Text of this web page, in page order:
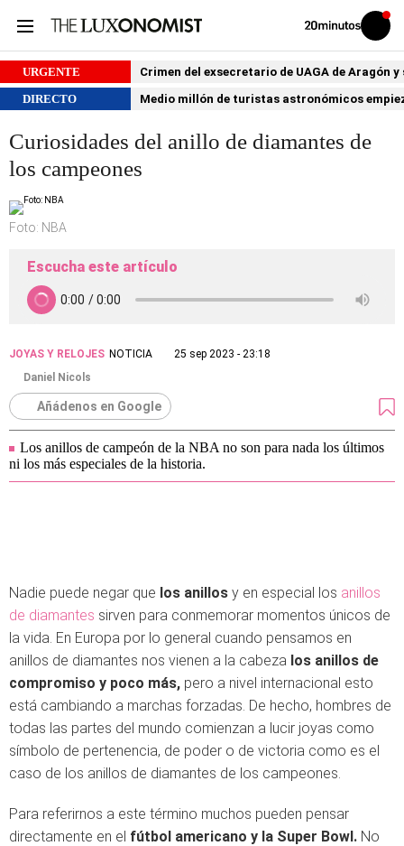
Volver
Iniciar
sesión
URGENTE
Crimen del exsecretario de UAGA de Aragón
DIRECTO
Medio millón de turistas astronómicos
Curiosidades del anillo de diamantes de
los campeones
Foto: NBA
Escucha este artículo
JOYAS Y RELOJES NOTICIA
25 sep 2023 - 23:18
Daniel Nicols
Añádenos en Google
Los anillos de campeón de la NBA no son para nada los últimos
ni los más especiales de la historia.
Nadie puede negar que los anillos y en especial los anillos
de diamantes sirven para conmemorar momentos únicos de
la vida. En Europa por lo general cuando pensamos en
anillos de diamantes nos vienen a la cabeza los anillos de
compromiso y poco más, pero a nivel internacional esto
está cambiando a marchas forzadas. De hecho, hombres de
todas las partes del mundo comienzan a lucir joyas como
símbolo de pertenencia, de poder o de victoria como es el
caso de los anillos de diamantes de los campeones.
Para referirnos a este término muchos pueden pensar
directamente en el fútbol americano y la Super Bowl. No